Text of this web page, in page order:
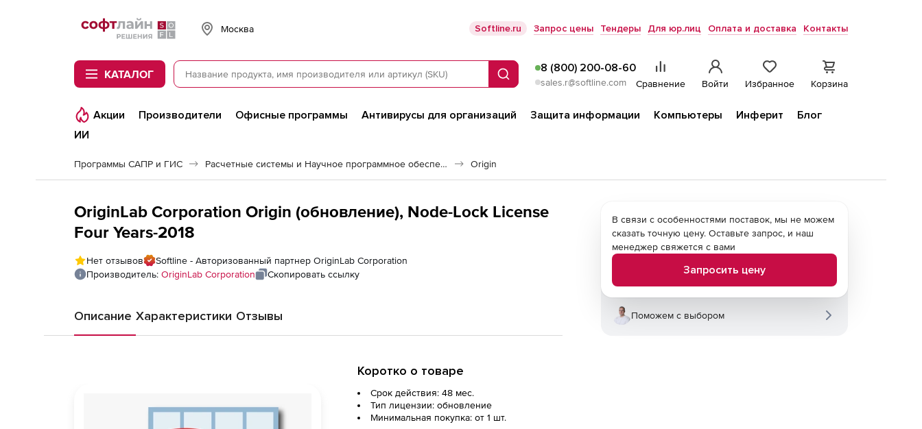
Softline
Москва Softline.ru Запрос цены Тендеры Для юр.лиц Оплата и доставка Контакты
КАТАЛОГ Поиск
8 (800) 200-08-60
sales.r@softline.com Сравнение Войти Избранное Корзина
Акции Производители Офисные программы Антивирусы для организаций Защита информации Компьютеры Инферит
Блог
ИИ
Программы САПР и ГИС Расчетные системы и Научное программное обеспечение Origin
OriginLab Corporation Origin (обновление), Node-Lock License
Four Years-2018
Нет отзывов
Softline - Авторизованный партнер OriginLab Corporation
Производитель: OriginLab Corporation Скопировать ссылку
Описание Характеристики Отзывы
Коротко о товаре
Срок действия: 48 мес.
Тип лицензии: обновление
Минимальная покупка: от 1 шт.
В связи с особенностями поставок, мы не можем
сказать точную цену. Оставьте запрос, и наш
менеджер свяжется с вами
Запросить цену
Поможем с выбором